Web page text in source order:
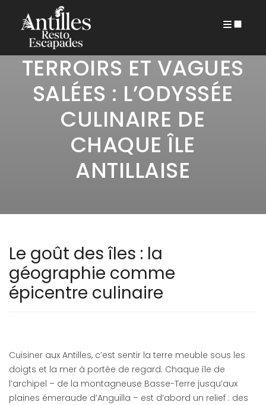
TERROIRS ET VAGUES
SALÉES : L’ODYSSÉE
CULINAIRE DE
CHAQUE ÎLE
ANTILLAISE
Le goût des îles : la
géographie comme
épicentre culinaire
Cuisiner aux Antilles, c’est sentir la terre meuble sous les
doigts et la mer à portée de regard. Chaque île de
l’archipel – de la montagneuse Basse-Terre jusqu’aux
plaines émeraude d’Anguilla – est d’abord un relief : des